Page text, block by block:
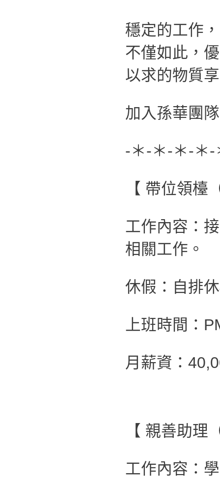
穩定的工作
不僅如此，
以求的物質
加入孫華團
-＊-＊-＊-＊
【 帶位領檯
工作內容：
相關工作。
休假：自排
上班時間：
月薪資：
【 親善助理
工作內容：